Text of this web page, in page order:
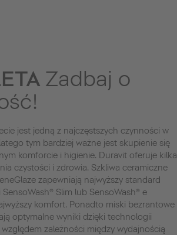
Zadbaj o
jest jedną z najczęstszych czynności w
tym bardziej ważne jest skupienie się
komforcie i higienie. Duravit oferuje kilka
czystości i zdrowia. Szkliwa ceramiczne
zapewniają najwyższy standard
SensoWash® Slim lub SensoWash® e
komfort. Ponadto miski bezrantowe
optymalne wyniki dzięki technologii
zależności między wydajnością